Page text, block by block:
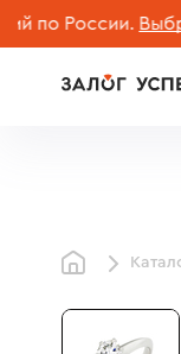
России. Выбрать